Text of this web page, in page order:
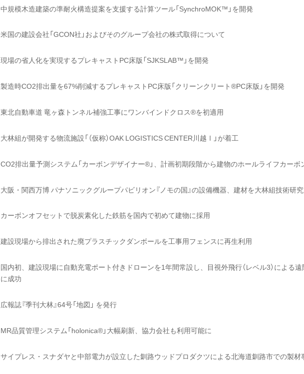
中規模木造建築の準耐火構造提案を支援する計算ツール「SynchroMOK™」を開発
米国の建設会社「GCON社」およびそのグループ会社の株式取得について
現場の省人化を実現するプレキャストPC床版「SJKSLAB™」を開発
製造時CO2排出量を67%削減するプレキャストPC床版「クリーンクリート®PC床版」を開発
東北自動車道 竜ヶ森トンネル補強工事にワンバインドクロス®を初適用
大林組が開発する物流施設「（仮称）OAK LOGISTICS CENTER川越Ⅰ」が着工
CO2排出量予測システム「カーボンデザイナー®」、計画初期段階から建物のホールライフカー
大阪・関西万博 パナソニックグループパビリオン『ノモの国』の設備機器、建材を大林組技術研
カーボンオフセットで脱炭素化した鉄筋を国内で初めて建物に採用
建設現場から排出された廃プラスチックダンボールを工事用フェンスに再生利用
国内初、建設現場に自動充電ポート付きドローンを1年間常設し、目視外飛行（レベル3）による
に成功
広報誌『季刊大林』64号「地図」 を発行
MR品質管理システム「holonica®」大幅刷新、協力会社も利用可能に
サイプレス・スナダヤと中部電力が設立した釧路ウッドプロダクツによる北海道釧路市での製材